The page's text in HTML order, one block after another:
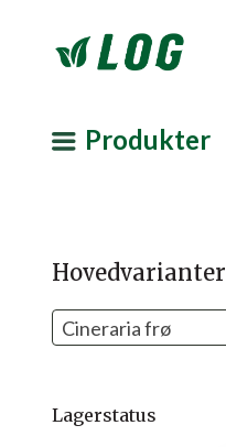
Produkter
Hovedvarianter
Cineraria frø
Lagerstatus